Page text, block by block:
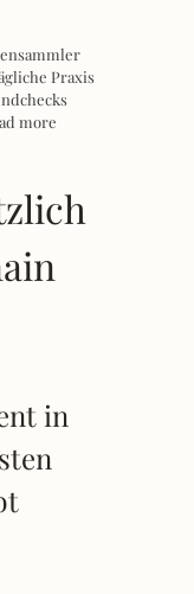
Praxis
more
in